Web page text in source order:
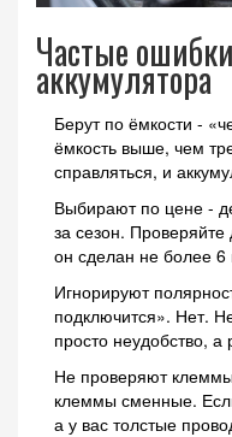
Частые
аккумулятора
Берут по ёмкости -
ёмкость выше, чем
справляться, и
Выбирают по цене -
за сезон. Проверяйте
он сделан не более 6
Игнорируют
подключится». Нет.
просто неудобство, а
Не проверяют
клеммы сменные.
а у вас толстые